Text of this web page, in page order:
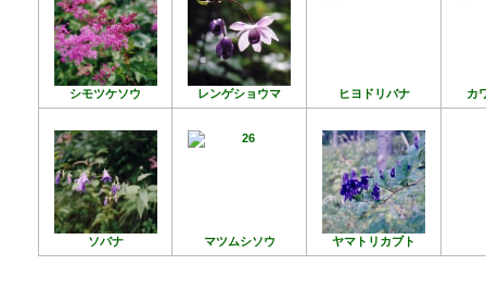
シモツケソウ レンゲショウマ ヒヨドリバナ カ
ソバナ マツムシソウ ヤマトリカブト